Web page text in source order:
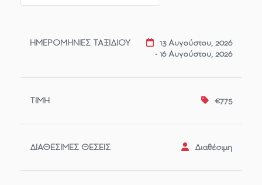
ΗΜΕΡΟΜΗΝΙΕΣ
ΤΙΜΗ
ΔΙΑΘΕΣΙΜΕΣ
ΘΕΣΕΙΣ
13 Αυγούστου, 2026
- 16 Αυγούστου, 2026
€775
Διαθέσιμη